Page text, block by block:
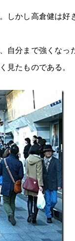
しかし高倉健は好
自分まで強くなっ
見たものである。